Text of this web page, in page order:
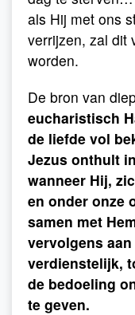
als Hij met ons
verrijzen, zal dit
worden.
De bron van
eucharistisch
de liefde vol
Jezus onthult
wanneer Hij,
en onder onze
samen met
vervolgens
verdienstelijk,
de bedoeling
te geven.